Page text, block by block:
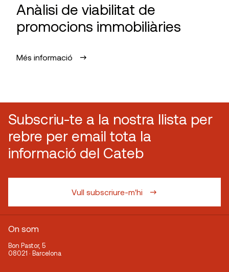
Anàlisi de viabilitat de
promocions immobiliàries
Més informació
Subscriu-te a la nostra llista per
rebre per email tota la
informació del Cateb
Vull subscriure-m'hi
On som
Bon Pastor, 5
08021 · Barcelona